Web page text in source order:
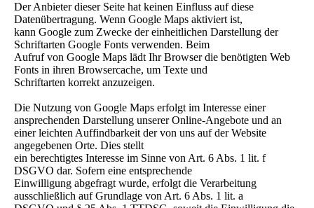
Der Anbieter dieser Seite hat keinen Einfluss auf diese
Datenübertragung. Wenn Google Maps aktiviert ist,
kann Google zum Zwecke der einheitlichen Darstellung der
Schriftarten Google Fonts verwenden. Beim
Aufruf von Google Maps lädt Ihr Browser die benötigten Web
Fonts in ihren Browsercache, um Texte und
Schriftarten korrekt anzuzeigen.
Die Nutzung von Google Maps erfolgt im Interesse einer
ansprechenden Darstellung unserer Online-Angebote und an
einer leichten Auffindbarkeit der von uns auf der Website
angegebenen Orte. Dies stellt
ein berechtigtes Interesse im Sinne von Art. 6 Abs. 1 lit. f
DSGVO dar. Sofern eine entsprechende
Einwilligung abgefragt wurde, erfolgt die Verarbeitung
ausschließlich auf Grundlage von Art. 6 Abs. 1 lit. a